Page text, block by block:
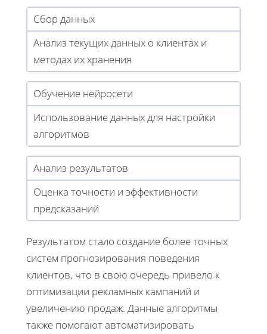
Сбор данных
Анализ текущих данных о клиентах и
методах их хранения
Обучение нейросети
Использование данных для настройки
алгоритмов
Анализ результатов
Оценка точности и эффективности
предсказаний
Результатом стало создание более точных
систем прогнозирования поведения
клиентов, что в свою очередь привело к
оптимизации рекламных кампаний и
увеличению продаж. Данные алгоритмы
также помогают автоматизировать